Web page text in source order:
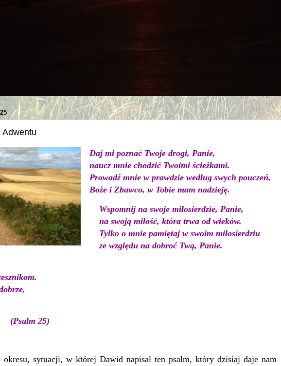
Adwentu
Daj mi poznać Twoje drogi, Panie,
naucz mnie chodzić Twoimi ścieżkami.
Prowadź mnie w prawdzie według swych pouczeń,
Boże i Zbawco, w Tobie mam nadzieję.
Wspomnij na swoje miłosierdzie, Panie,
na swoją miłość, która trwa od wieków.
Tylko o mnie pamiętaj w swoim miłosierdziu
ze względu na dobroć Twą, Panie.
(Psalm 25)
sytuacji, w której Dawid napisał ten psalm, który dzisiaj daje nam